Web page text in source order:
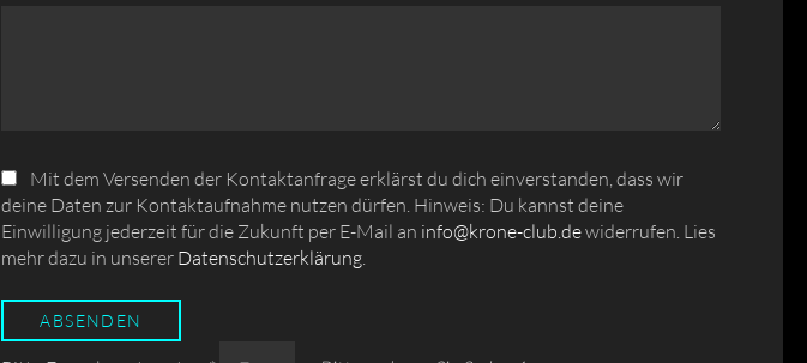
Mit dem Versenden der Kontaktanfrage erklärst du dich einverstanden, dass wir
deine Daten zur Kontaktaufnahme nutzen dürfen. Hinweis: Du kannst deine
Einwilligung jederzeit für die Zukunft per E-Mail an info@krone-club.dewiderrufen. Lies
mehr dazu in unserer Datenschutzerklärung
ABSENDEN